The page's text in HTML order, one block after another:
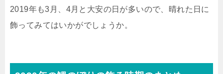
2019年も3月、4月と大安の日が多いので、晴れた日に
飾ってみてはいかがでしょうか。